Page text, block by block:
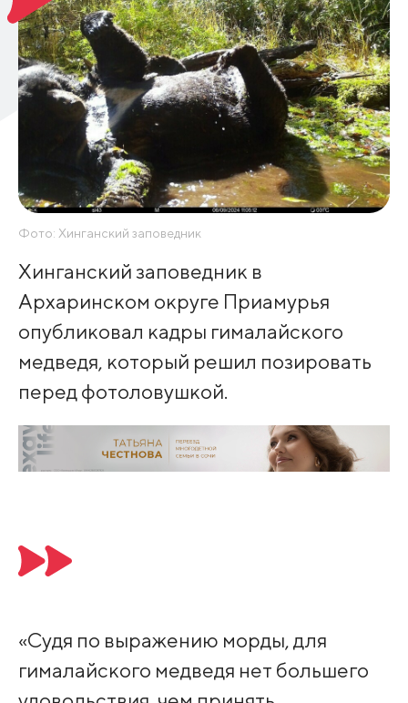
Фото: Хинганский заповедник
Хинганский заповедник в
Архаринском округе Приамурья
опубликовал кадры гималайского
медведя, который решил позировать
перед фотоловушкой.
«Судя по выражению морды, для
гималайского медведя нет большего